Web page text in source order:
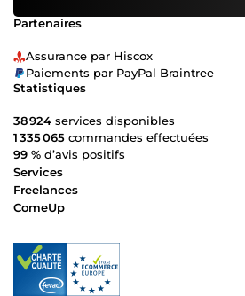
Partenaires
Assurance par Hiscox
Paiements par PayPal Braintree
Statistiques
38 924 services disponibles
1 335 065 commandes effectuées
99 % d’avis positifs
Services
Freelances
ComeUp